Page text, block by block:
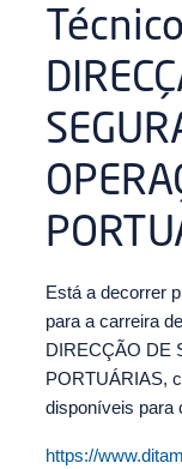
Está a decorrer
para a carreira
DIRECÇÃO DE
PORTUÁRIAS,
disponíveis para
https://